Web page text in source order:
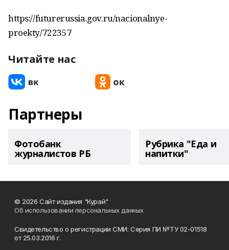
https://futurerussia.gov.ru/nacionalnye-
proekty/722357
Читайте нас
Партнеры
Фотобанк
журналистов РБ
Рубрика "Еда и
напитки"
© 2026 Сайт издания "Курай"
Об использовании персональных данных
Свидетельство о регистрации СМИ: Серия ПИ №ТУ 02-01518
от 25.03.2016 г.